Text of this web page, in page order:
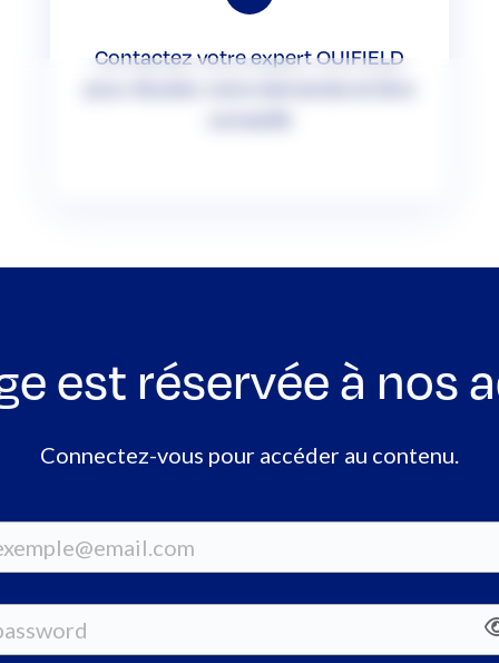
Contactez votre expert OUIFIELD
est réservée à nos
Connectez-vous pour accéder au contenu.